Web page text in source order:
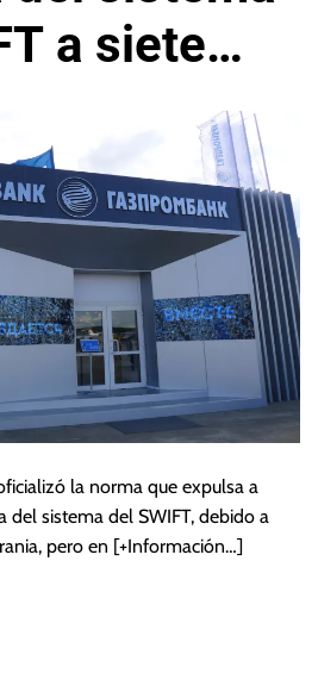
a siete
la norma que expulsa a
del sistema del SWIFT, debido a
pero en [+Información…]